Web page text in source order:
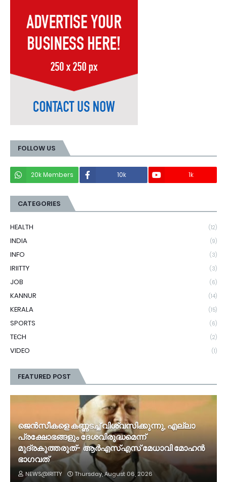
FOLLOW US
20k Members 10k 1k
CATEGORIES
HEALTH (12)
INDIA (9)
INFO (3)
IRIITTY (3)
JOB (6)
KANNUR (14)
KERALA (15)
SPORTS (6)
TECH (2)
VIDEO (1)
FEATURED POST
ജെൻസീകളെ കണ്ണടച്ച് വിശ്വസിക്കുന്നു, എല്ലാ
പ്രക്ഷോഭങ്ങളും ദേശവിരുദ്ധമെന്ന്
മുദ്രകുത്തരുത്- ആർഎസ്എസ് മേധാവി മോഹൻ
ഭാ​ഗവത്
NEWS@IRITTY Thursday, August 06, 2026